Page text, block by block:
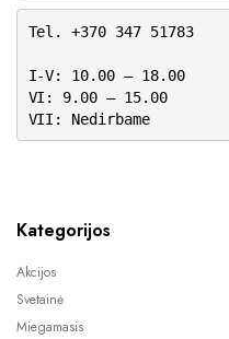
Tel. +370 347 51783
I-V: 10.00 – 18.00
VI: 9.00 – 15.00
VII: Nedirbame
Kategorijos
Akcijos
Svetainė
Miegamasis